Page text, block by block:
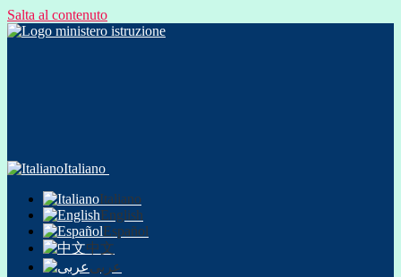
Salta al contenuto
Italiano
Italiano
English
Español
中文
عربى